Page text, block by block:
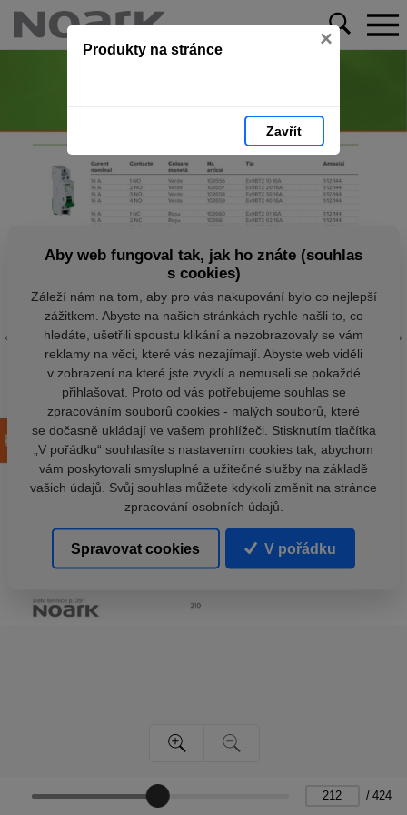
Produkty na stránce ×
Zavřít
/ 424
Aby web fungoval tak, jak ho znáte (souhlas
s cookies)
Záleží nám na tom, aby pro vás nakupování bylo co nejlepší
zážitkem. Abyste na našich stránkách rychle našli to, co
hledáte, ušetřili spoustu klikání a nezobrazovaly se vám
reklamy na věci, které vás nezajímají. Abyste web viděli
v zobrazení na které jste zvyklí a nemuseli se pokaždé
přihlašovat. Proto od vás potřebujeme souhlas se
zpracováním souborů cookies - malých souborů, které
se dočasně ukládají ve vašem prohlížeči. Stisknutím tlačítka
„V pořádku“ souhlasíte s nastavením cookies tak, abychom
vám poskytovali smysluplné a užitečné služby na základě
vašich údajů. Svůj souhlas můžete kdykoli změnit na stránce
zpracování osobních údajů.
Spravovat cookies V pořádku